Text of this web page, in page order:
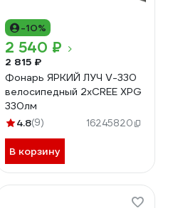
-10%
2 540 ₽
2 815 ₽
Фонарь ЯРКИЙ ЛУЧ V-330
велосипедный 2xCREE XPG
330лм
4.8(9) 16245820
В корзину